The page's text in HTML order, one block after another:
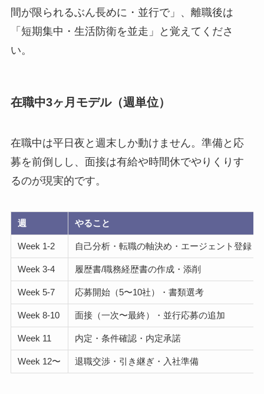
間が限られるぶん長めに・並行で」、離職後は
「短期集中・生活防衛を並走」と覚えてくださ
い。
在職中3ヶ月モデル（週単位）
在職中は平日夜と週末しか動けません。準備と応
募を前倒しし、面接は有給や時間休でやりくりす
るのが現実的です。
週 やること
Week 1-2 自己分析・転職の軸決め・エージェント登録
Week 3-4 履歴書/職務経歴書の作成・添削
Week 5-7 応募開始（5〜10社）・書類選考
Week 8-10 面接（一次〜最終）・並行応募の追加
Week 11 内定・条件確認・内定承諾
Week 12〜 退職交渉・引き継ぎ・入社準備